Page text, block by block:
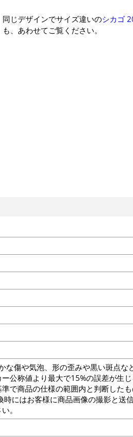
同じデザインでサイズ違いのシカゴ
も、あわせてご覧ください。
な傷や気泡、形の歪みや黒い斑点な
公称値より最大で15%の誤差が生
で商品の仕様の範囲内と判断した
にはお客様に商品画像の撮影と送
。